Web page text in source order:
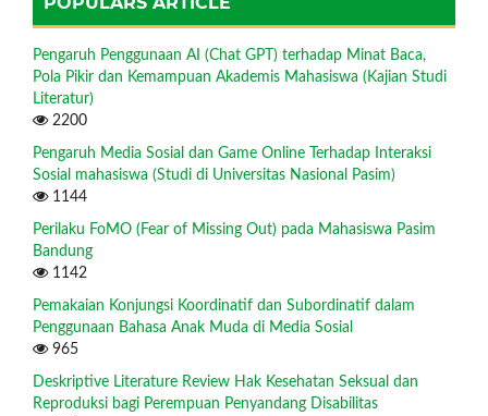
Pengaruh Penggunaan AI (Chat GPT) terhadap Minat Baca,
Pola Pikir dan Kemampuan Akademis Mahasiswa (Kajian Studi
Literatur)
2200
Pengaruh Media Sosial dan Game Online Terhadap Interaksi
Sosial mahasiswa (Studi di Universitas Nasional Pasim)
1144
Perilaku FoMO (Fear of Missing Out) pada Mahasiswa Pasim
Bandung
1142
Pemakaian Konjungsi Koordinatif dan Subordinatif dalam
Penggunaan Bahasa Anak Muda di Media Sosial
965
Deskriptive Literature Review Hak Kesehatan Seksual dan
Reproduksi bagi Perempuan Penyandang Disabilitas